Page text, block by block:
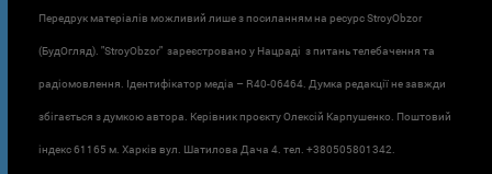
Передрук матеріалів можливий лише з посиланням на ресурс StroyObzor
(БудОгляд). "StroyObzor" зареєстровано у Нацраді з питань телебачення та
радіомовлення. Ідентифікатор медіа – R40-06464. Думка редакції не завжди
збігається з думкою автора. Керівник проєкту Олексій Карпушенко. Поштовий
індекс 61165 м. Харків вул. Шатилова Дача 4. тел. +380505801342.